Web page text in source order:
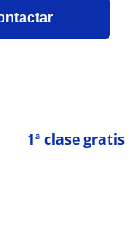
1ª clase gratis